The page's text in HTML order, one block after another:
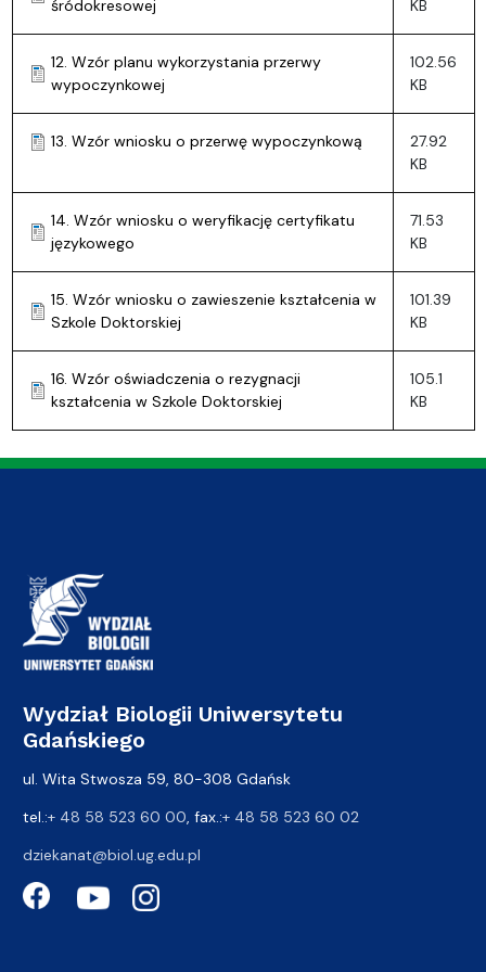
śródokresowej KB
12. Wzór planu wykorzystania przerwy
wypoczynkowej
102.56
KB
13. Wzór wniosku o przerwę wypoczynkową
27.92
KB
14. Wzór wniosku o weryfikację certyfikatu
językowego
71.53
KB
15. Wzór wniosku o zawieszenie kształcenia w
Szkole Doktorskiej
101.39
KB
16. Wzór oświadczenia o rezygnacji
kształcenia w Szkole Doktorskiej
105.1
KB
Wydział Biologii Uniwersytetu
Gdańskiego
ul. Wita Stwosza 59, 80-308 Gdańsk
tel.:+ 48 58 523 60 00, fax.:+ 48 58 523 60 02
dziekanat@biol.ug.edu.pl